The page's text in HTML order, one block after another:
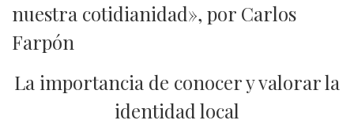
nuestra cotidianidad», por Carlos
Farpón
La importancia de conocer y valorar la
identidad local